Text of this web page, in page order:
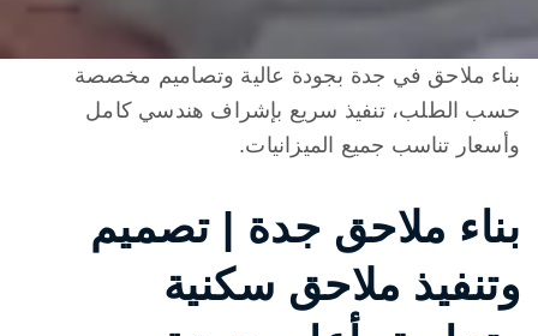
بناء ملاحق في جدة بجودة عالية وتصاميم مخصصة
حسب الطلب، تنفيذ سريع بإشراف هندسي كامل
وأسعار تناسب جميع الميزانيات.
بناء ملاحق جدة | تصميم
وتنفيذ ملاحق سكنية